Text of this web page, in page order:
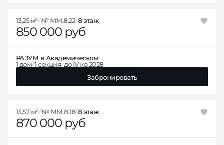
850 000 руб
13,25 м² № ММ.8.22 8 этаж
РАЗУМ в Академическом
1 дом 1 секция до IV кв 2028
Забронировать
870 000 руб
13,57 м² № ММ.8.18 8 этаж